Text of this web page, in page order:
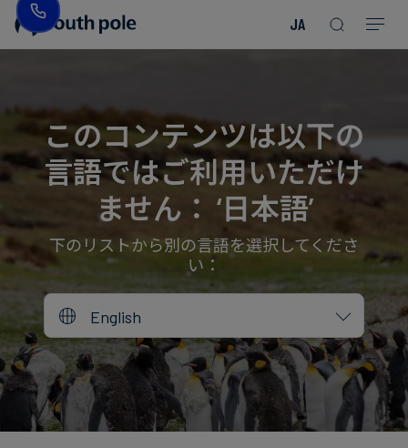
JA
役
員
紹
介
所
地
誠
実
ァ
ッ
シ
ョ
ン
エ
ル
ギ
ー・
電
ク
ト
を
見
る
レ
ポ
ー
ト
後
イ
ベ
ン
ト
Read more
Read more
Read more
Read more
Read more
Read more
Read more
Read more
Read more Read more
このコンテンツは以下の
言語ではご利用いただけ
ません： ‘日本語’
下のリストから別の言語を選択してくださ
い：
English